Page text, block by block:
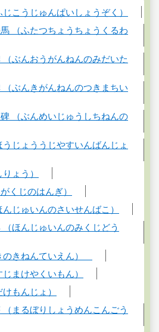
こうじゅんぱいしょうぞく）
（ふたつちょうちょうくるわ
ぶんおうがんねんのみだいた
ぶんきがんねんのつきまちい
（ぶんめいじゅうしちねんの
じょううじやすいんばんじょ
ょう）
くじのはんぎ）
じゅいんのさいせんばこ）
ほんじゅいんのみくじどう
のきねんていえん）
まけやくいもん）
もんじょ）
まるぼりしょうめんこんごう